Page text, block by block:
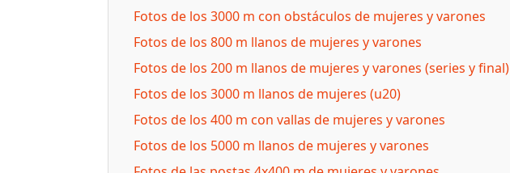
Fotos de los 3000 m con obstáculos de mujeres y varones
Fotos de los 800 m llanos de mujeres y varones
Fotos de los 200 m llanos de mujeres y varones (series y final)
Fotos de los 3000 m llanos de mujeres (u20)
Fotos de los 400 m con vallas de mujeres y varones
Fotos de los 5000 m llanos de mujeres y varones